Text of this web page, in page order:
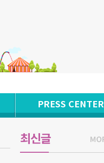
PRESS CENTER
최신글